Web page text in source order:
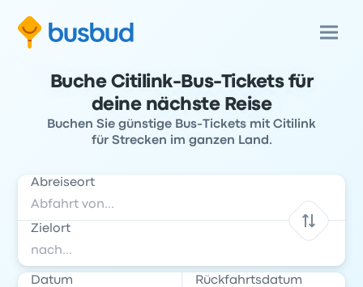
Buche Citilink-Bus-Tickets für
deine nächste Reise
Buchen Sie günstige Bus-Tickets mit Citilink
für Strecken im ganzen Land.
Abreiseort
Zielort
Datum Rückfahrtsdatum